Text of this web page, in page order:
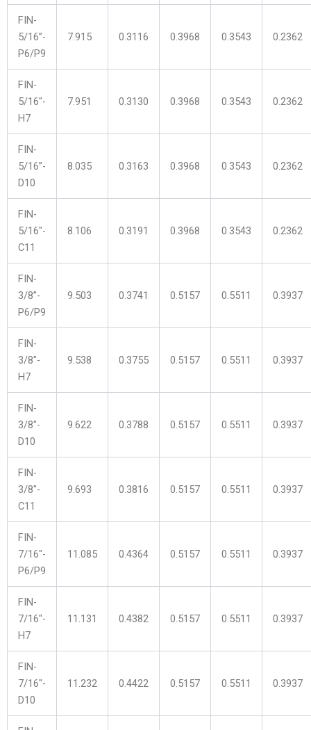
FIN-
5/16”-
P6/P9
7.915 0.3116 0.3968 0.3543 0.2362
FIN-
5/16″-
H7
7.951 0.3130 0.3968 0.3543 0.2362
FIN-
5/16”-
D10
8.035 0.3163 0.3968 0.3543 0.2362
FIN-
5/16″-
C11
8.106 0.3191 0.3968 0.3543 0.2362
FIN-
3/8”-
P6/P9
9.503 0.3741 0.5157 0.5511 0.3937
FIN-
3/8″-
H7
9.538 0.3755 0.5157 0.5511 0.3937
FIN-
3/8″-
D10
9.622 0.3788 0.5157 0.5511 0.3937
FIN-
3/8″-
C11
9.693 0.3816 0.5157 0.5511 0.3937
FIN-
7/16″-
P6/P9
11.085 0.4364 0.5157 0.5511 0.3937
FIN-
7/16″-
H7
11.131 0.4382 0.5157 0.5511 0.3937
FIN-
7/16″-
D10
11.232 0.4422 0.5157 0.5511 0.3937